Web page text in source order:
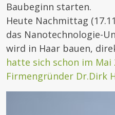
Baubeginn starten.
Heute Nachmittag
das Nanotechnologie-
wird in Haar bauen,
hatte sich schon im Mai
Firmengründer Dr.Dirk